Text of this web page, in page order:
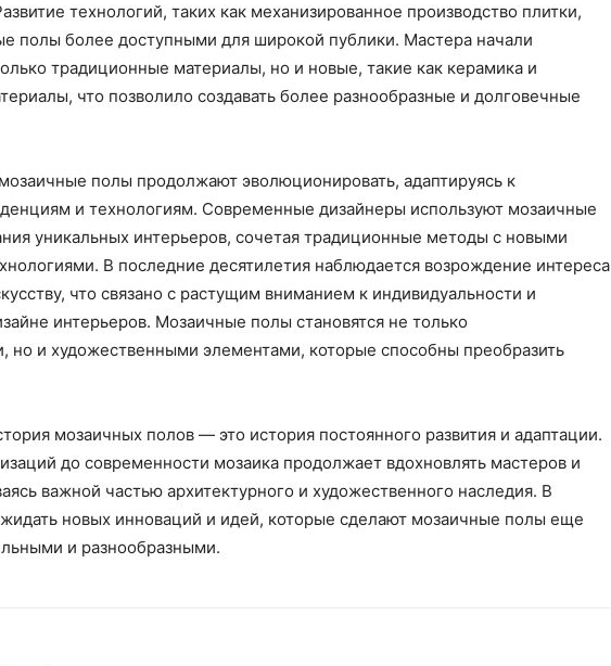
технологий, таких как механизированное производство плитки,
полы более доступными для широкой публики. Мастера начали
традиционные материалы, но и новые, такие как керамика и
что позволило создавать более разнообразные и долговечные
полы продолжают эволюционировать, адаптируясь к
и технологиям. Современные дизайнеры используют мозаичные
уникальных интерьеров, сочетая традиционные методы с новыми
В последние десятилетия наблюдается возрождение интереса
что связано с растущим вниманием к индивидуальности и
интерьеров. Мозаичные полы становятся не только
но и художественными элементами, которые способны преобразить
мозаичных полов — это история постоянного развития и адаптации.
до современности мозаика продолжает вдохновлять мастеров и
важной частью архитектурного и художественного наследия. В
новых инноваций и идей, которые сделают мозаичные полы еще
и разнообразными.